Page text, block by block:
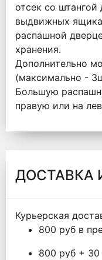
отсек со штангой
выдвижных
распашной
хранения.
Дополнительно
(максимально -
Большую
правую или на
ДОСТАВКА
Курьерская
800 руб в
800 руб +